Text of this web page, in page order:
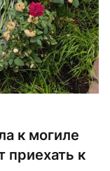
к могиле
приехать к